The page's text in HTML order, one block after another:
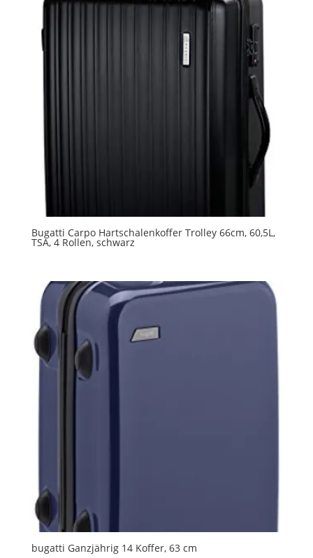
Bugatti Carpo Hartschalenkoffer Trolley 66cm, 60,5L,
TSA, 4 Rollen, schwarz
bugatti Ganzjährig 14 Koffer, 63 cm